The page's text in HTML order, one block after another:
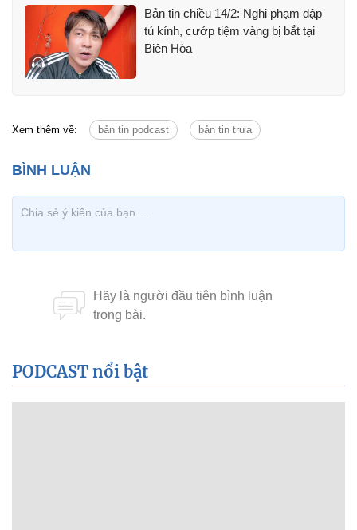
Bản tin chiều 14/2: Nghi phạm đập
tủ kính, cướp tiệm vàng bị bắt tại
Biên Hòa
Xem thêm về: bản tin podcast bản tin trưa
PODCAST nổi bật